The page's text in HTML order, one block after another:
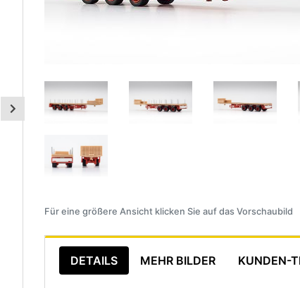
Für eine größere Ansicht klicken Sie auf das Vorschaubild
DETAILS MEHR BILDER KUNDEN-